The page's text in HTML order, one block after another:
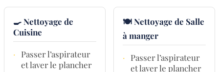
🍳 Nettoyage de
Cuisine
· Passer l’aspirateur
et laver le plancher
🍽️ Nettoyage de Salle
à manger
· Passer l’aspirateur
et laver le plancher